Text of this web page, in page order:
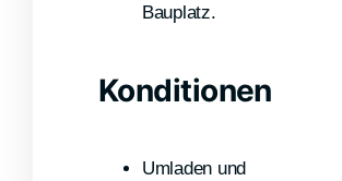
Bauplatz.
Konditionen
Umladen und